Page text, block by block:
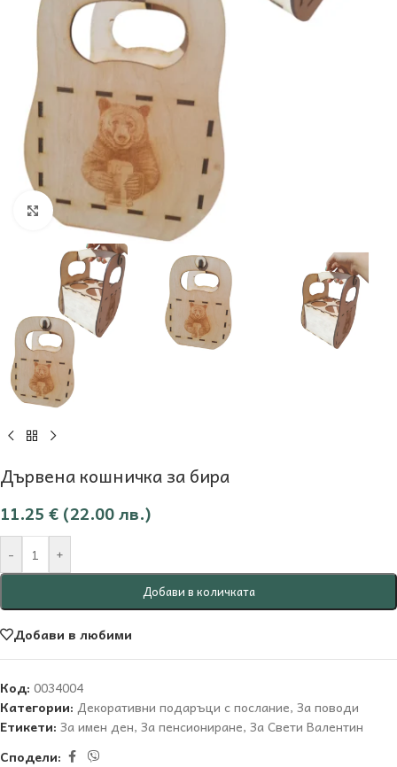
Увеличи
Дървена кошничка за бира
11.25 € (22.00 лв.)
- +
Добави в количката
Добави в любими
Код: 0034004
Категории: Декоративни подаръци с послание, За поводи
Етикети: За имен ден, За пенсиониране, За Свети Валентин
Сподели: